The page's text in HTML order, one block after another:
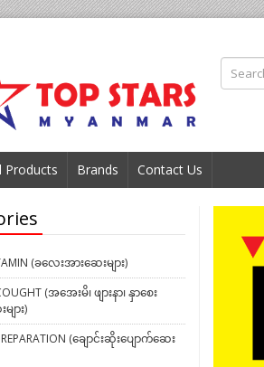
Products Brands Contact Us
(ခလေးအားဆေးများ)
(အအေးမိ၊ ဖျားနာ၊ နှာစေး
ျား)
(ချောင်းဆိုးပျောက်ဆေး